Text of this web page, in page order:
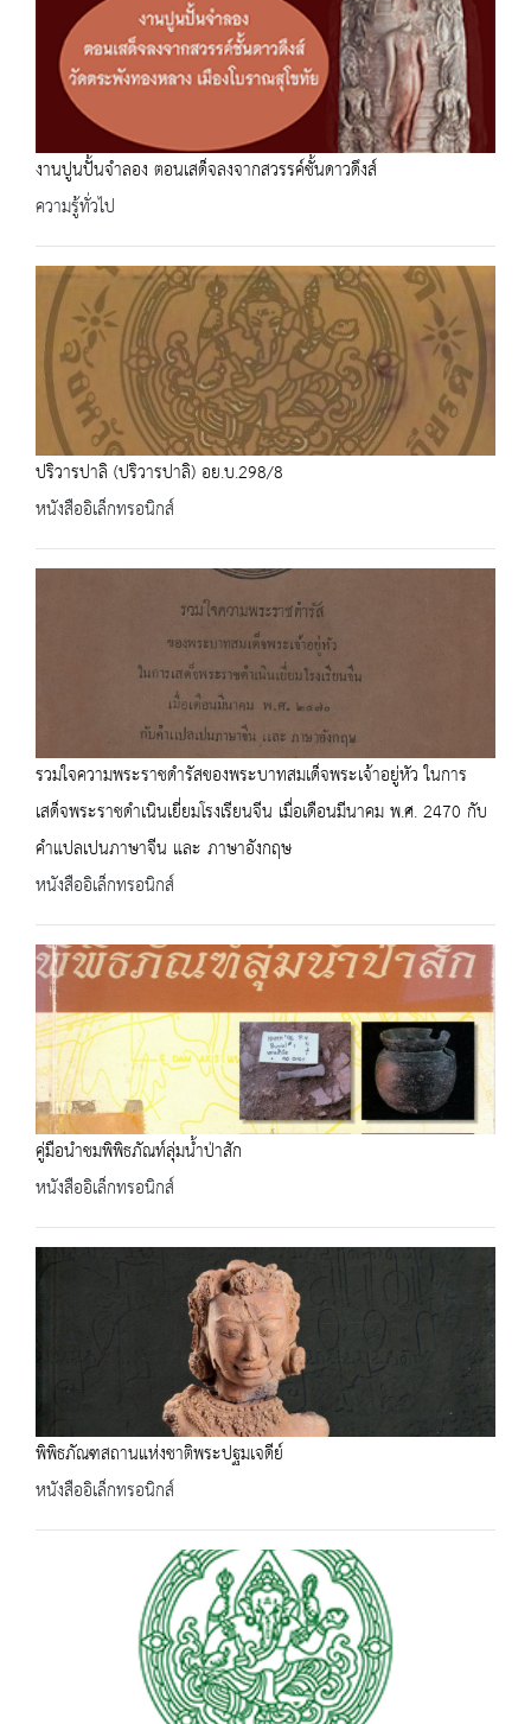
งานปูนปั้นจำลอง ตอนเสด็จลงจากสวรรค์ชั้นดาวดึงส์
ความรู้ทั่วไป
ปริวารปาลิ (ปริวารปาลิ) อย.บ.298/8
หนังสืออิเล็กทรอนิกส์
รวมใจความพระราชดำรัสของพระบาทสมเด็จพระเจ้าอยู่หัว ในการ
เสด็จพระราชดำเนินเยี่ยมโรงเรียนจีน เมื่อเดือนมีนาคม พ.ศ. 2470 กับ
คำแปลเปนภาษาจีน และ ภาษาอังกฤษ
หนังสืออิเล็กทรอนิกส์
คู่มือนำชมพิพิธภัณท์ลุ่มน้ำป่าสัก
หนังสืออิเล็กทรอนิกส์
พิพิธภัณฑสถานแห่งชาติพระปฐมเจดีย์
หนังสืออิเล็กทรอนิกส์